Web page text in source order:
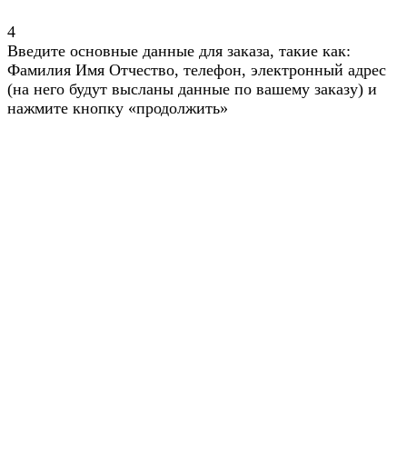
4
Введите основные данные для заказа, такие как:
Фамилия Имя Отчество, телефон, электронный адрес
(на него будут высланы данные по вашему заказу) и
нажмите кнопку «продолжить»